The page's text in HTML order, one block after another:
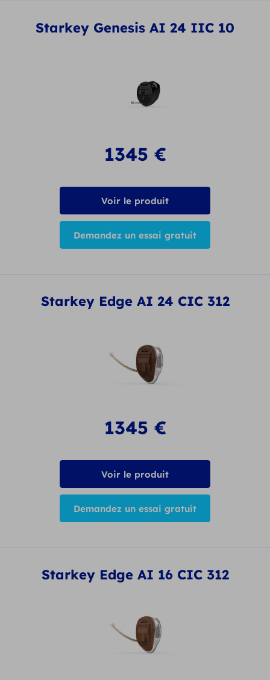
Starkey Genesis AI 24 IIC 10
1345 €
Voir le produit
Demandez un essai gratuit
Starkey Edge AI 24 CIC 312
1345 €
Voir le produit
Demandez un essai gratuit
Starkey Edge AI 16 CIC 312